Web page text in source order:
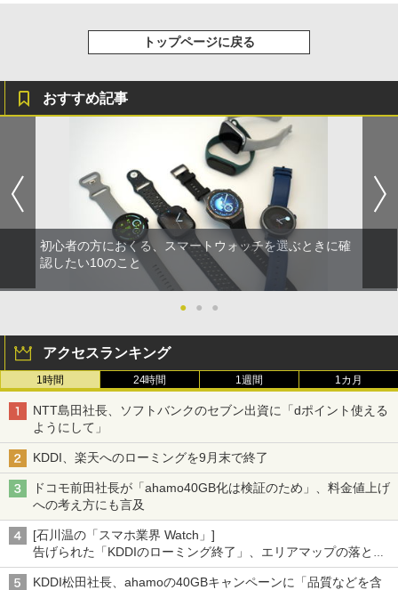
トップページに戻る
おすすめ記事
初心者の方におくる、スマートウォッチを選ぶときに確
認したい10のこと
● ● ●
アクセスランキング
1時間 24時間 1週間 1カ月
NTT島田社長、ソフトバンクのセブン出資に「dポイント使える
ようにして」
KDDI、楽天へのローミングを9月末で終了
ドコモ前田社長が「ahamo40GB化は検証のため」、料金値上げ
への考え方にも言及
[石川温の「スマホ業界 Watch」]
告げられた「KDDIのローミング終了」、エリアマップの落とし
穴と楽天モバイルの課題
KDDI松田社長、ahamoの40GBキャンペーンに「品質などを含